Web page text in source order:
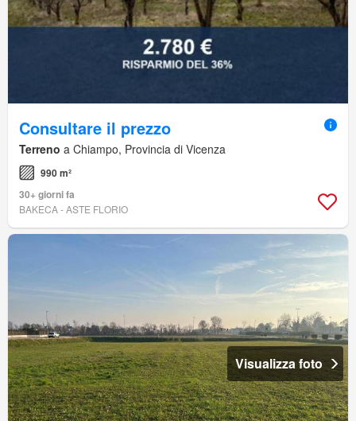
Consultare il prezzo
Terreno a Chiampo, Provincia di Vicenza
990 m²
30+ giorni fa
BAKECA - ASTE FLORIO
Visualizza foto